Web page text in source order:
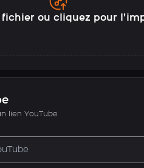
fichier ou cliquez pour
lien YouTube